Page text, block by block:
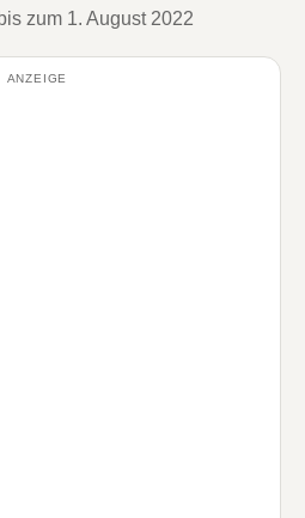
zum 1. August 2022
ANZEIGE